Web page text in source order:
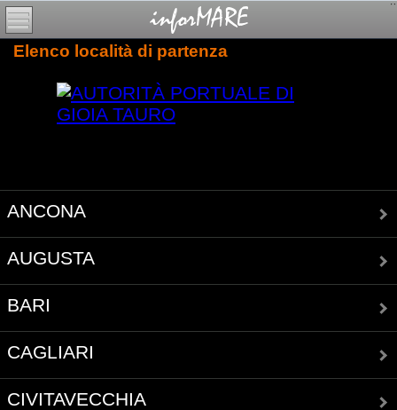
Elenco località di partenza
ANCONA
AUGUSTA
BARI
CAGLIARI
CIVITAVECCHIA